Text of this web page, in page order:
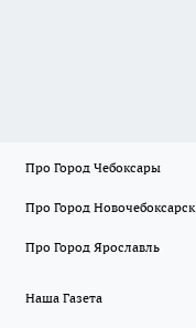
Про Город Чебоксары
Про Город Новочебоксарск
Про Город Ярославль
Наша Газета